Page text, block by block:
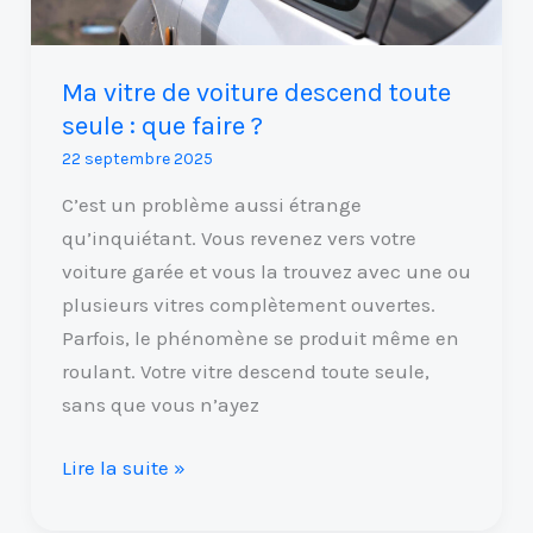
Ma vitre de voiture descend toute
seule : que faire ?
22 septembre 2025
C’est un problème aussi étrange
qu’inquiétant. Vous revenez vers votre
voiture garée et vous la trouvez avec une ou
plusieurs vitres complètement ouvertes.
Parfois, le phénomène se produit même en
roulant. Votre vitre descend toute seule,
sans que vous n’ayez
que
faire
?
Lire la suite »